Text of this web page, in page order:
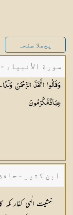
پچھلا صفحہ
سورة الأنبياء -
وَقَالُوا اتَّخَذَ الرَّحْمَٰنُ
عِبَادٌمُّكْرَمُونَ
ابن کثیر -
کثیر صاحب
خشیت الٰہی کفار